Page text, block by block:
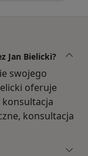
Jan Bielicki?
swojego
oferuje
konsultacja
konsultacja